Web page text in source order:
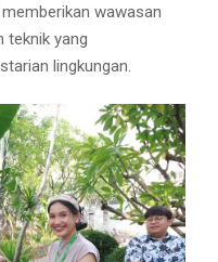
wawasan
teknik yang
lingkungan.